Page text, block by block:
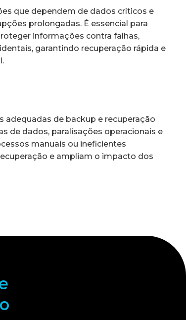
que dependem de dados críticos e
prolongadas. É essencial para
informações contra falhas,
garantindo recuperação rápida e
adequadas de backup e recuperação
de dados, paralisações operacionais e
manuais ou ineficientes
e ampliam o impacto dos